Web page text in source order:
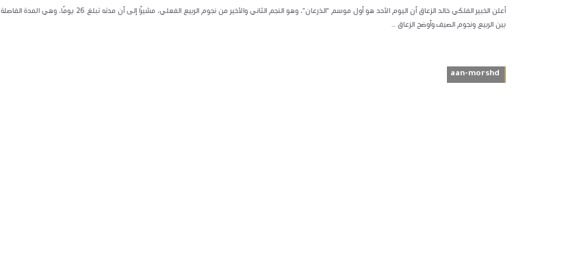
أعلن الخبير الفلكي خالد الزعاق أن اليوم الأحد هو أول موسم "الذرعان"، وهو النجم الثاني والأخير من نجوم الربيع الفعلي، مشيرًا إلى أن مدته تبلغ 26 يومًا، وهي المدة الفاصلة
بين الربيع ونجوم الصيف.وأوضح الزعاق ...
aan-morshd